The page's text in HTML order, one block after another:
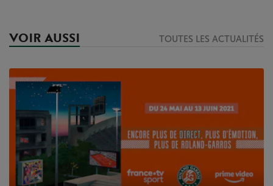
VOIR AUSSI TOUTES LES ACTUALITÉS